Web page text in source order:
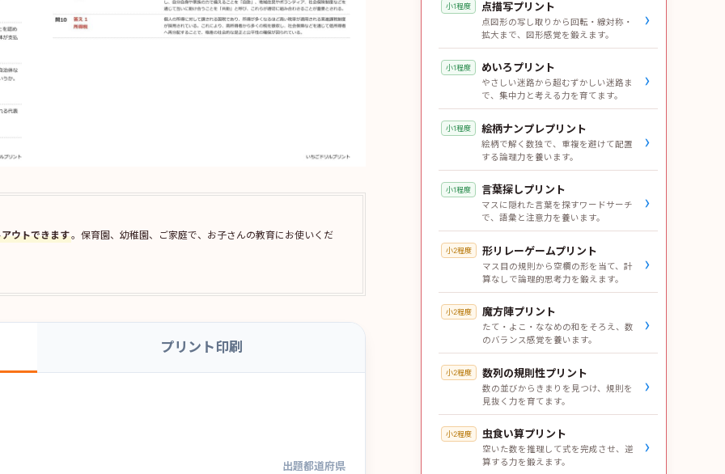
ウトできます。保育園、幼稚園、ご家庭で、お子さんの教育にお使いくだ
プリント印刷
出題都道府県
小1程度 点描写プリント
点図形の写し取りから回転・線対称・
拡大まで、図形感覚を鍛えます。
›
小1程度 めいろプリント
やさしい迷路から超むずかしい迷路ま
で、集中力と考える力を育てます。
›
小1程度 絵柄ナンプレプリント
絵柄で解く数独で、重複を避けて配置
する論理力を養います。
›
小1程度 言葉探しプリント
マスに隠れた言葉を探すワードサーチ
で、語彙と注意力を養います。
›
小2程度 形リレーゲームプリント
マス目の規則から空欄の形を当て、計
算なしで論理的思考力を鍛えます。
›
小2程度 魔方陣プリント
たて・よこ・ななめの和をそろえ、数
のバランス感覚を養います。
›
小2程度 数列の規則性プリント
数の並びからきまりを見つけ、規則を
見抜く力を育てます。
›
小2程度 虫食い算プリント
空いた数を推理して式を完成させ、逆
算する力を鍛えます。
›